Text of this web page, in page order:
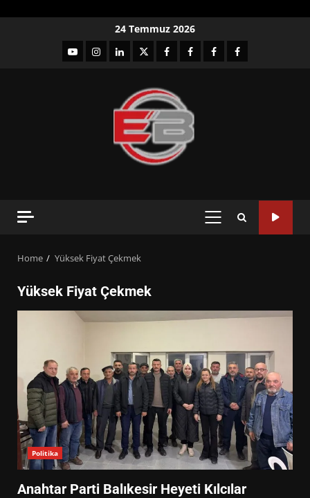
24 Temmuz 2026
YouTubeInstagram
LinkedIntwitterfacebook-Facebook-
Facebook-Facebook-
PRIMARY
Home Yüksek Fiyat Çekmek
Yüksek Fiyat Çekmek
Politika
Anahtar Parti Balıkesir Heyeti Kılcılar